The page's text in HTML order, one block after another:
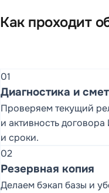
Как проходит
01
Диагностика и
Проверяем текущий
и активность
и сроки.
02
Резервная копия
Делаем бэкап базы и